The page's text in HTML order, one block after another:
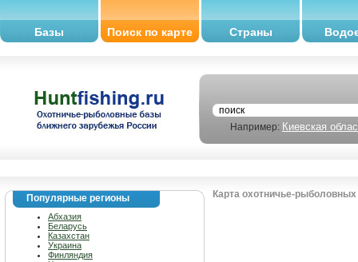
Базы Поиск по карте Страны
Например: Киевская
Популярные регионы
Абхазия
Беларусь
Казахстан
Украина
Финляндия
Карта охотничье-рыболовных